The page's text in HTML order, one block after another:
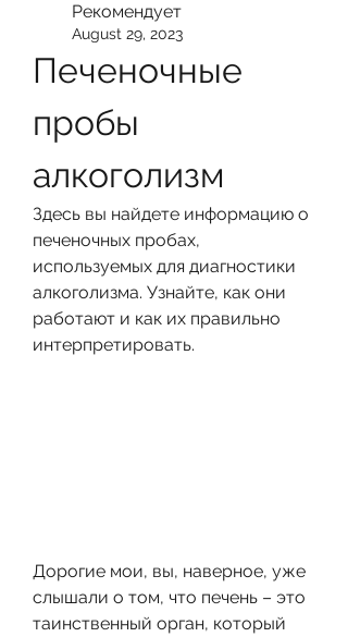
Рекомендует
August 29, 2023
Печеночные
пробы
алкоголизм
Здесь вы найдете информацию о
печеночных пробах,
используемых для диагностики
алкоголизма. Узнайте, как они
работают и как их правильно
интерпретировать.
Дорогие мои, вы, наверное, уже
слышали о том, что печень – это
таинственный орган, который